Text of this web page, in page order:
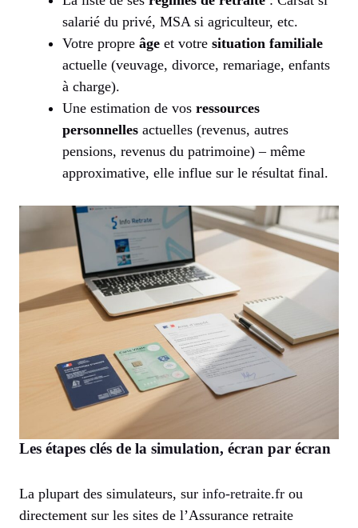
salarié du privé, MSA si agriculteur, etc.
Votre propre âge et votre situation familiale
actuelle (veuvage, divorce, remariage, enfants
à charge).
Une estimation de vos ressources
personnelles actuelles (revenus, autres
pensions, revenus du patrimoine) – même
approximative, elle influe sur le résultat final.
Les étapes clés de la simulation, écran par écran
La plupart des simulateurs, sur info-retraite.fr ou
directement sur les sites de l’Assurance retraite